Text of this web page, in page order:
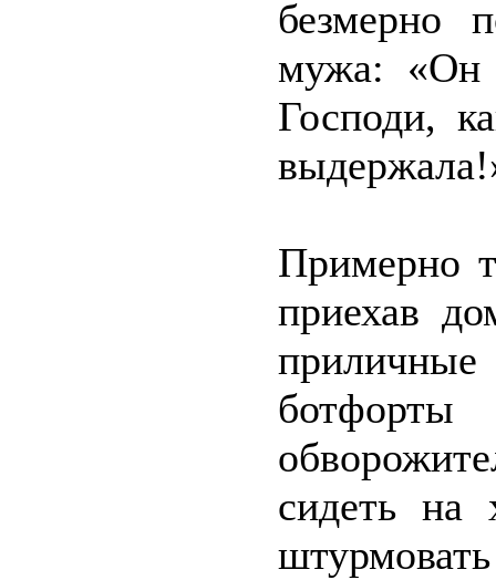
безмерно
мужа: «Он
Господи,
Примерно
приехав
сидеть на